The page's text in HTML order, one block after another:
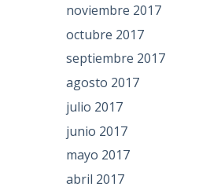
noviembre 2017
octubre 2017
septiembre 2017
agosto 2017
julio 2017
junio 2017
mayo 2017
abril 2017